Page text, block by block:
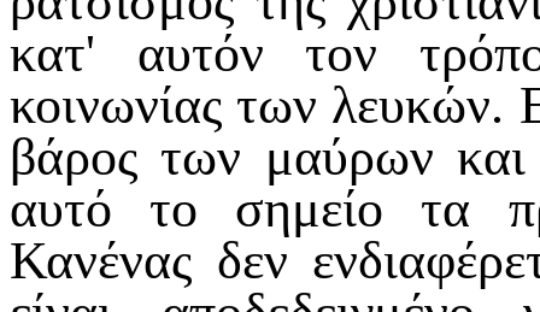
κατ' αυτόν τον
κοινωνίας των λευκών.
βάρος των μαύρων
αυτό το σημείο τα
Κανένας δεν